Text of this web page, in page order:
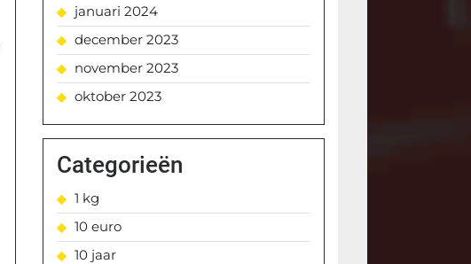
januari 2024
december 2023
november 2023
oktober 2023
Categorieën
1 kg
10 euro
10 jaar